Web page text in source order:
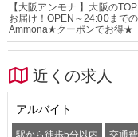
【大阪アンモナ 】大阪の
お届け！OPEN～24:00まで
Ammona★クーポンでお得★
近くの求人
アルバイト
駅から徒歩5分以内 交通